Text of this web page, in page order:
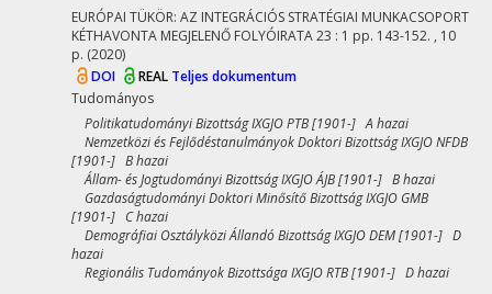
EURÓPAI TÜKÖR: AZ INTEGRÁCIÓS STRATÉGIAI MUNKACSOPORT
KÉTHAVONTA MEGJELENŐ FOLYÓIRATA23 : 1 pp. 143-152. , 10
p. (2020)
DOI
REAL Teljes dokumentum
Tudományos
Politikatudományi Bizottság IXGJO PTB [1901-] A hazai
Nemzetközi és Fejlődéstanulmányok Doktori Bizottság IXGJO NFDB
[1901-] B hazai
Állam- és Jogtudományi Bizottság IXGJO ÁJB [1901-] B hazai
Gazdaságtudományi Doktori Minősítő Bizottság IXGJO GMB
[1901-] C hazai
Demográfiai Osztályközi Állandó Bizottság IXGJO DEM [1901-] D
hazai
Regionális Tudományok Bizottsága IXGJO RTB [1901-] D hazai